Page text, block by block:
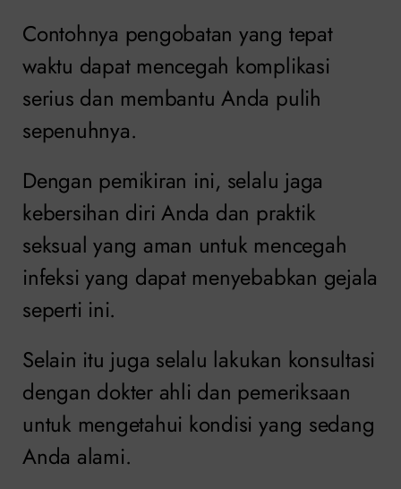
Contohnya pengobatan yang tepat
waktu dapat mencegah komplikasi
serius dan membantu Anda pulih
sepenuhnya.
Dengan pemikiran ini, selalu jaga
kebersihan diri Anda dan praktik
seksual yang aman untuk mencegah
infeksi yang dapat menyebabkan gejala
seperti ini.
Selain itu juga selalu lakukan konsultasi
dengan dokter ahli dan pemeriksaan
untuk mengetahui kondisi yang sedang
Anda alami.